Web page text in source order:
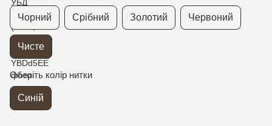
Чорний Срібний Золотий Червоний
Чисте
Оберіть колір нитки
Синій